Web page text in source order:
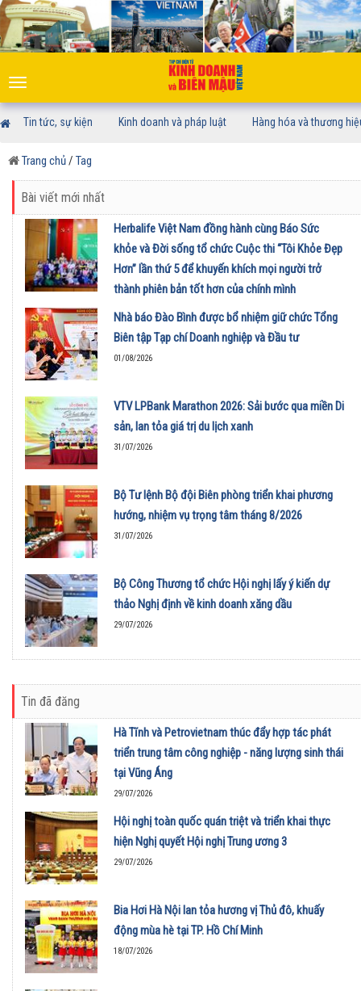
Toggle
navigation
Tin tức, sự kiện Kinh doanh và pháp luật Hàng hóa và thương
Trang chủ/ Tag
Bài viết mới nhất
Herbalife Việt Nam đồng hành cùng Báo Sức
khỏe và Đời sống tổ chức Cuộc thi “Tôi Khỏe Đẹp
Hơn” lần thứ 5 để khuyến khích mọi người trở
thành phiên bản tốt hơn của chính mình
01/08/2026
Nhà báo Đào Bình được bổ nhiệm giữ chức Tổng
Biên tập Tạp chí Doanh nghiệp và Đầu tư
01/08/2026
VTV LPBank Marathon 2026: Sải bước qua miền Di
sản, lan tỏa giá trị du lịch xanh
31/07/2026
Bộ Tư lệnh Bộ đội Biên phòng triển khai phương
hướng, nhiệm vụ trọng tâm tháng 8/2026
31/07/2026
Bộ Công Thương tổ chức Hội nghị lấy ý kiến dự
thảo Nghị định về kinh doanh xăng dầu
29/07/2026
Tin đã đăng
Hà Tĩnh và Petrovietnam thúc đẩy hợp tác phát
triển trung tâm công nghiệp - năng lượng sinh thái
tại Vũng Áng
29/07/2026
Hội nghị toàn quốc quán triệt và triển khai thực
hiện Nghị quyết Hội nghị Trung ương 3
29/07/2026
Bia Hơi Hà Nội lan tỏa hương vị Thủ đô, khuấy
động mùa hè tại TP. Hồ Chí Minh
18/07/2026